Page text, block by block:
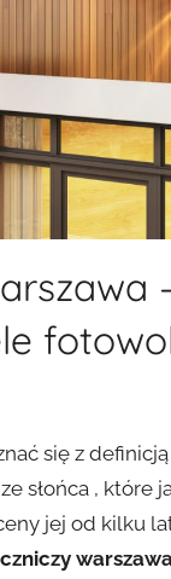
się z
słońca ,
jej od kilku